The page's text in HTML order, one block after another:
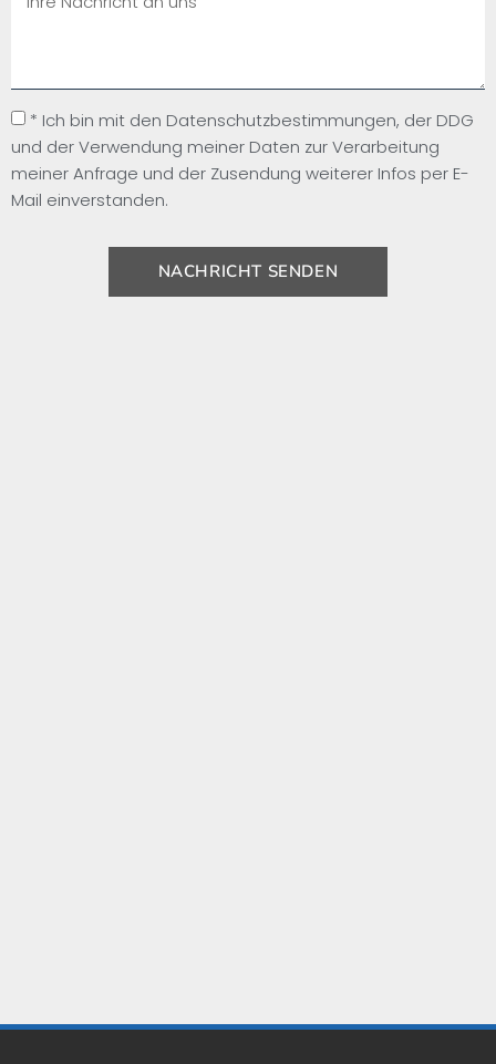
* Ich bin mit den Datenschutzbestimmungen, der DDG
und der Verwendung meiner Daten zur Verarbeitung
meiner Anfrage und der Zusendung weiterer Infos per E-
Mail einverstanden.
NACHRICHT SENDEN